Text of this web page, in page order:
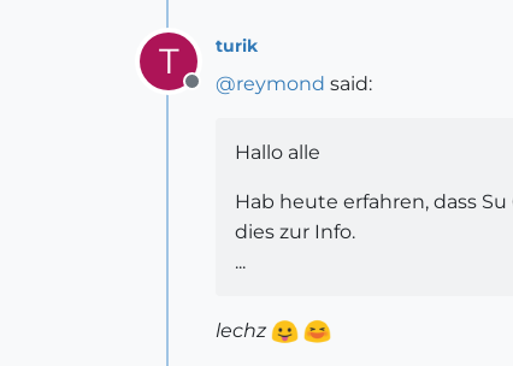
T
Offline
turik
@reymond said:
Hallo alle
Hab heute erfahren, dass
dies zur Info.
...
lechz